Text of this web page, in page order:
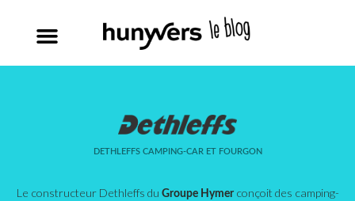
DETHLEFFS CAMPING-CAR ET FOURGON
Le constructeur Dethleffs du Groupe Hymerconçoit des camping-